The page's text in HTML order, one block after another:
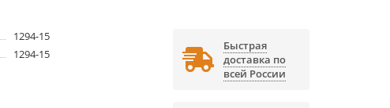
1294-15
1294-15
Быстрая
доставка по
всей России